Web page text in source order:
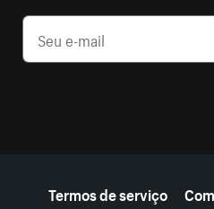
Termos de serviço